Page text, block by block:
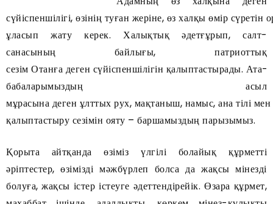
сүйіспеншілігі, өзінің туған жеріне, өз халқы өмір сүретін
ұласып жату керек. Халықтық әдет­ғұрып, салт­
санасының байлығы, патриоттық
сезім Отанға деген сүйіспеншілігін қалыптастырады. Ата­-
бабаларымыздың асыл
мұрасына деген ұлттых рух, мақтаныш, намыс, ана тілі
қалыптастыру сезімін ояту – баршамыздың парызымыз.
Қорыта айтқанда өзіміз үлгілі болайық құрметті
әріптестер, өзімізді мәжбүрлеп болса да жақсы мінезді
болуға, жақсы істер істеуге әдеттендірейік. Өзара құрмет,